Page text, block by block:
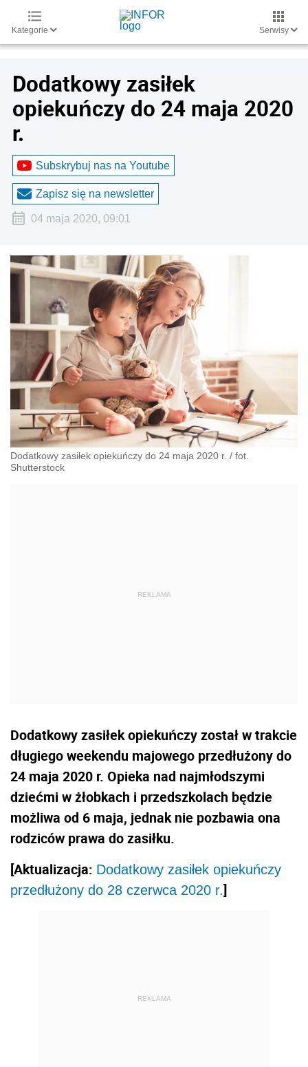
Kategorie Serwisy
Dodatkowy zasiłek
opiekuńczy do 24 maja 2020
r.
Subskrybuj nas na Youtube
Zapisz się na newsletter
04 maja 2020, 09:01
Dodatkowy zasiłek opiekuńczy do 24 maja 2020 r. / fot.
Shutterstock
Dodatkowy zasiłek opiekuńczy został w trakcie
długiego weekendu majowego przedłużony do
24 maja 2020 r. Opieka nad najmłodszymi
dziećmi w żłobkach i przedszkolach będzie
możliwa od 6 maja, jednak nie pozbawia ona
rodziców prawa do zasiłku.
[Aktualizacja: Dodatkowy zasiłek opiekuńczy
przedłużony do 28 czerwca 2020 r.]
REKLAMA